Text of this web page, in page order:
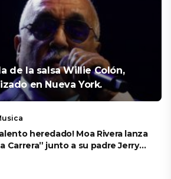
de la salsa Willie Colón,
en Nueva York.
heredado! Moa Rivera lanza
Carrera” junto a su padre Jerry